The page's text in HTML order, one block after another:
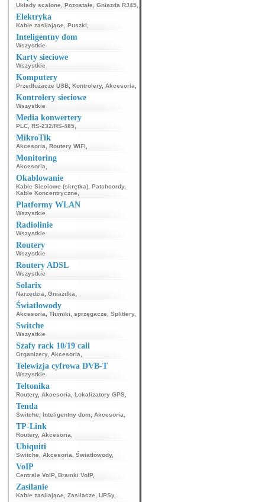
Układy scalone Pozostałe Gniazda RJ45
Elektryka
Kable zasilające Puszki
Inteligentny dom
Wszystkie
Karty sieciowe
Wszystkie
Komputery
Przedłużacze USB Kontrolery, Akcesoria
Kontrolery sieciowe
Wszystkie
Media konwertery
PLC RS-232/RS-485
MikroTik
Akcesoria Routery WiFi
Monitoring
Akcesoria
Okablowanie
Kable Sieciowe (skrętka) Patchcordy,
Kable Koncentryczne
Platformy WLAN
Wszystkie
Radiolinie
Wszystkie
Routery
Wszystkie
Routery ADSL
Wszystkie
Solarix
Narzędzia Gniazdka
Światłowody
Akcesoria Tłumiki, sprzęgacze Splittery,
Switche
Wszystkie
Szafy rack 10/19 cali
Organizery, Akcesoria
Telewizja cyfrowa DVB-T
Wszystkie
Teltonika
Routery, Akcesoria Lokalizatory GPS
Tenda
Switche Inteligentny dom Akcesoria
TP-Link
Routery, Akcesoria
Ubiquiti
Switche Akcesoria Światłowody,
VoIP
Centrale VoIP, Bramki VoIP,
Zasilanie
Kable zasilające Zasilacze UPSy,